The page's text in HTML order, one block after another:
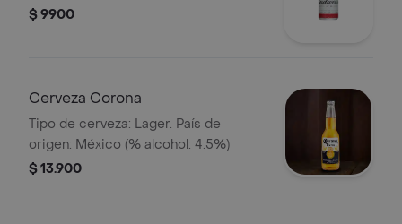
$ 9900
Cerveza Corona
Tipo de cerveza: Lager. País de
origen: México (% alcohol: 4.5%)
$ 13.900